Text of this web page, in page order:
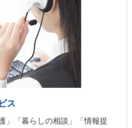
ス
」「暮らしの相談」「情報提